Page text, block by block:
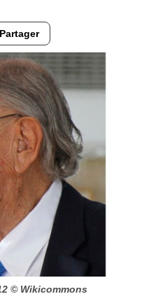
Partager
© Wikicommons